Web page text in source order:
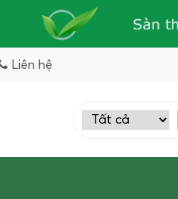
Liên hệ